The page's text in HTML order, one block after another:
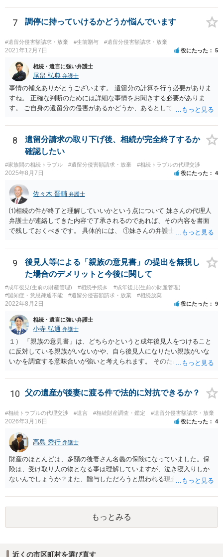
め、後からひっくり返すということは難しくなってくるかと思われま
す。 公開相談の場でのご相談については、どうしても限界が出てしま
7 調停に持っていけるかどうか悩んでいます
#遺留分侵害額請求・放棄 #生前贈与 #遺留分侵害額請求・放棄
2021年12月7日 役にたった 5
相続・遺言に強い弁護士
尾畠 弘典 弁護士
事情の補充ありがとうございます。 遺留分の計算を行う必要がありま
すね。 正確な判断のためには詳細な事情をお聞きする必要がありま
す。 ご自身の遺留分の侵害があるかどうか、あるとしてどの程度の金
相談されるのが良いと思います。
8
遺留分請求の取り下げ後、相続が完全終了するか
確認したい
#家族間の相続トラブル #遺留分侵害額請求・放棄 #相続トラブルの代理交渉
2025年8月7日 役にたった 4
佐々木 晋輔 弁護士
⑴相続の件が終了と理解していいかという点について 妹さんの代理人
弁護士が連絡してきた内容で了承されるのであれば、その内容を書面
で残しておくべきです。 具体的には、 ①妹さんの弁護士に対して、連
の預金を振り込めば終了など）を記載した合意書等の書面を作成して
もらう。 ②相談者様はその書面の内容をしっかり確認する。納得でき
ない部分があれば、説明を求めたり、修正を求める。 なお、相続に
関してお互いに債権債務がないことを確認する旨を記載してもらいま
しょう。その記載があれば、相続の件は終了となります。 ③合意書等
が納得できる内容になれば、お互いに署名捺印する。 という流れで
捺印する前に、相談者様も別の弁護士に相談して確認してもらうので
もいいと思います。 ⑵振込先が弁護士宛であることについて 代理人弁
護士の預り口座を振込先とするのはよくあることです。 問題ないと思
います。
9
後見人等による「親族の意見書」の提出を無視し
た場合のデメリットと今後に関して
#成年後見(生前の財産管理) #相続手続き
#成年後見(生前の財産管理)
#認知症・意思疎通不能
#遺留分侵害額請求・放棄 #相続放棄
2022年8月2日 役にたった 9
相続・遺言に強い弁護士
小寺 弘通 弁護士
１） 「親族の意見書」は、どちらかというと成年後見人をつけること
に反対している親族がいないかや、自ら後見人になりたい親族がいな
いかを調査する意味合いが強いと考えられます。 そのため、ご相談の
す。 ２） 場合によっては、介護や被後見人の財産の処分等に関して、
後見人から相談があることも考えられます。 また、お祖母さんがお亡
相続放棄されれば問題ありません。 ３） 完全に拒否する方法はないか
もしれませんが、 関わりを持ちたくないとのことでしたら、親族の意
見書にその旨を記載して提出しておけば良いかも知れません。 後見人
としても、関わりを拒否している親族にあえて連絡をしてくる可能性
は低いと考えられます。 以上、ご参考になさってください。
10 父の遺産が後妻に渡る件で法的に対抗できるか？
#相続トラブルの代理交渉 #遺言 #相続財産調査・鑑定 #遺留分侵害額請求・放棄
2026年3月16日 役にたった 4
高島 秀行 弁護士
財産のほとんどは、多額の後妻さん名義の保険になっていました。保
険は、受け取り人の物となる事は理解していますが、泣き寝入りしか
ないんでしょうか？また、贈与しただろうと思われる現金の引き出し
うか？ 保険は原則として受取人のものですが、遺産全体での保険金
の割合が高い場合、掛け金が一括払いで、保険金が掛け金の額と同様
の額の場合などは特別受益として遺留分の対象となる可能性がありま
す。 多額の現金の引き出しは、相手に渡ったかどうか、そのとき父
て相談された方がよいと思います。
もっとみる
近くの市区町村を選び直す